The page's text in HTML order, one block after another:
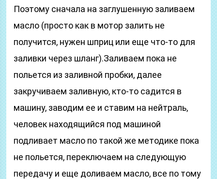
Поэтому сначала на заглушенную заливаем
масло (просто как в мотор залить не
получится, нужен шприц или еще что-то для
заливки через шланг).Заливаем пока не
польется из заливной пробки, далее
закручиваем заливную, кто-то садится в
машину, заводим ее и ставим на нейтраль,
человек находящийся под машиной
подливает масло по такой же методике пока
не польется, переключаем на следующую
передачу и еще доливаем масло, все по тому